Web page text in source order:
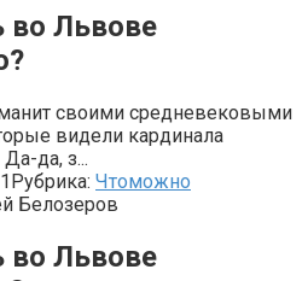
во Львове
своими средневековыми
видели кардинала
да, з...
Рубрика: Чтоможно
Белозеров
во Львове